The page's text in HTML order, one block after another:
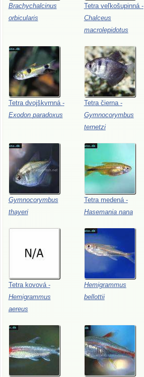
Brachychalcinus
orbicularis
Tetra veľkošupinná -
Chalceus
macrolepidotus
Tetra dvojškvrnná -
Exodon paradoxus
Tetra čierna -
Gymnocorymbus
ternetzi
Gymnocorymbus
thayeri
Tetra medená -
Hasemania nana
Tetra kovová -
Hemigrammus
aereus
Hemigrammus
bellottii